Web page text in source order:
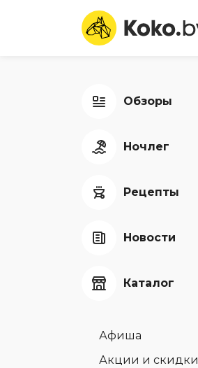
Обзоры
Ночлег
Рецепты
Новости
Каталог
Афиша
Акции и скидки